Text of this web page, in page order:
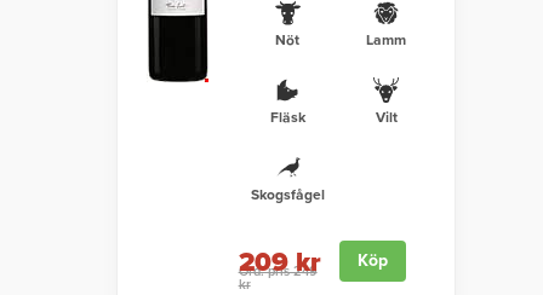
Nöt Lamm
Fläsk Vilt
Skogsfågel
Ord. pris 249
kr
209 kr Köp